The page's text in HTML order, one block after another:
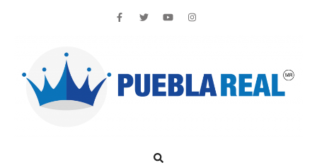
Noticias de actualidad de Puebla, México y el mundo